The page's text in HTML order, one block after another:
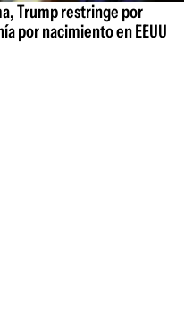
Trump restringe por
por nacimiento en EEUU